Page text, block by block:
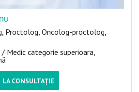
Proctolog, Oncolog-proctolog,
Medic categorie superioara,
LA CONSULTAȚIE